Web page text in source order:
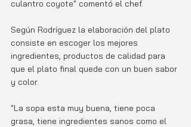
culantro coyote" comentó el chef.
Según Rodríguez la elaboración del plato
consiste en escoger los mejores
ingredientes, productos de calidad para
que el plato final quede con un buen sabor
y color.
"La sopa esta muy buena, tiene poca
grasa, tiene ingredientes sanos como el